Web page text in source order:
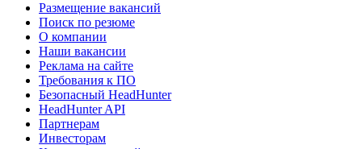
Размещение вакансий
Поиск по резюме
О компании
Наши вакансии
Реклама на сайте
Требования к ПО
Безопасный HeadHunter
HeadHunter API
Партнерам
Инвесторам